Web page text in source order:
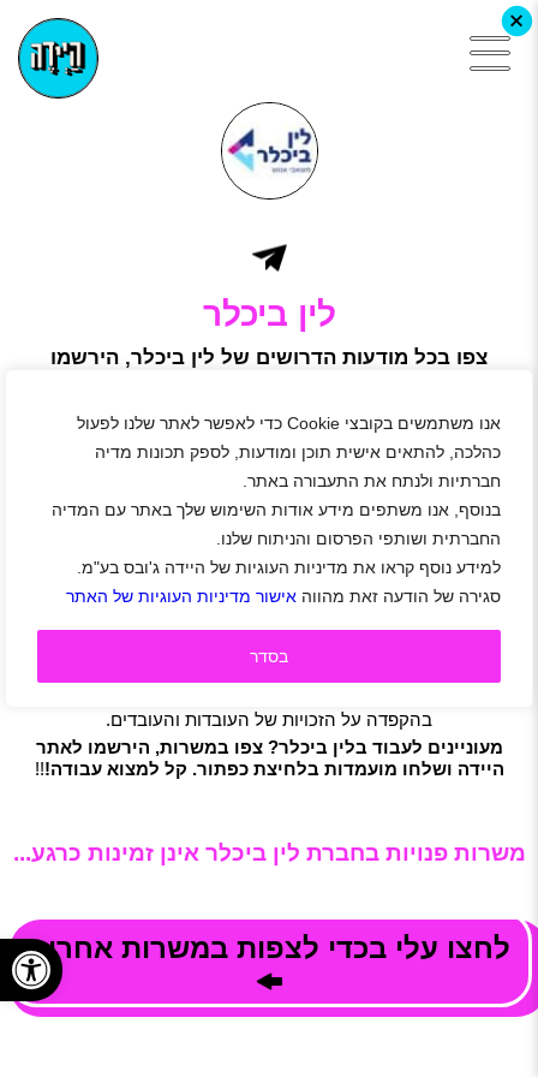
אנו משתמשים בקובצי Cookie כדי לאפשר לאתר שלנו לפעול
כהלכה, להתאים אישית תוכן ומודעות, לספק תכונות מדיה
חברתיות ולנתח את התעבורה באתר.
בנוסף, אנו משתפים מידע אודות השימוש שלך באתר עם המדיה
החברתית ושותפי הפרסום והניתוח שלנו.
למידע נוסף קראו את מדיניות העוגיות של היידה ג'ובס בע"מ.
סגירה של הודעה זאת מהווה אישור מדיניות העוגיות של האתר
בסדר
+
לין ביכלר
צפו בכל מודעות הדרושים של לין ביכלר, הירשמו
משאבי אנוש הפועלת במשק למעלה משלושה עשורים.
החברה נוסדה כחברה פרטית, שהתמחותה היא מציאת משרות
ומקומות עבודה לציבור רחב של מבקשי עבודה בישראל.
"לין ביכלר" נהנית מאיתנות פיננסית מוחלטת, הנהלה עתירת ניסיון
וצוות מקצועי מהמובילים בתחומו, המונע מתשוקה אמיתית לעולם
הגיוס וההשמה.
עם לקוחותיה של "לין ביכלר" נמנות מיטב החברות במשק, לרבות
חברות ביטוח, בתי השקעות, יבואני רכבים, חברות אחזקה מובילות
במהלך השנים לין ביכלר כבשה את מעמדה בתחום כאחת
בהקפדה על הזכויות של העובדות והעובדים.
מעוניינים לעבוד בלין ביכלר? צפו במשרות, הירשמו לאתר
היידה ושלחו מועמדות בלחיצת כפתור. קל למצוא עבודה!!!
משרות פנויות בחברת לין ביכלר אינן זמינות כרגע...
לחצו עלי בכדי לצפות במשרות אחרות